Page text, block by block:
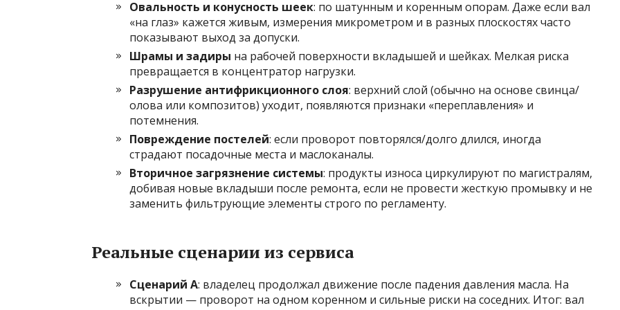
Овальность и конусность шеек: по шатунным и коренным опорам. Даже если вал
«на глаз» кажется живым, измерения микрометром и в разных плоскостях часто
показывают выход за допуски.
Шрамы и задиры на рабочей поверхности вкладышей и шейках. Мелкая риска
превращается в концентратор нагрузки.
Разрушение антифрикционного слоя: верхний слой (обычно на основе свинца/
олова или композитов) уходит, появляются признаки «переплавления» и
потемнения.
Повреждение постелей: если проворот повторялся/долго длился, иногда
страдают посадочные места и маслоканалы.
Вторичное загрязнение системы: продукты износа циркулируют по магистралям,
добивая новые вкладыши после ремонта, если не провести жесткую промывку и не
заменить фильтрующие элементы строго по регламенту.
Реальные сценарии из сервиса
Сценарий A: владелец продолжал движение после падения давления масла. На
вскрытии — проворот на одном коренном и сильные риски на соседних. Итог: вал